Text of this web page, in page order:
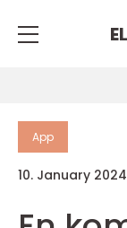
App
10. January 2024